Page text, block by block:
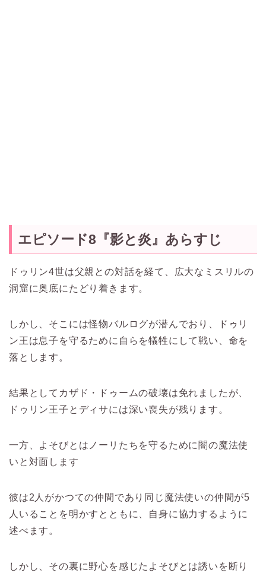
エピソード8『影と炎』あらすじ
ドゥリン4世は父親との対話を経て、広大なミスリルの
洞窟に奥底にたどり着きます。
しかし、そこには怪物バルログが潜んでおり、ドゥリ
ン王は息子を守るために自らを犠牲にして戦い、命を
落とします。
結果としてカザド・ドゥームの破壊は免れましたが、
ドゥリン王子とディサには深い喪失が残ります。
一方、よそびとはノーリたちを守るために闇の魔法使
いと対面します
彼は2人がかつての仲間であり同じ魔法使いの仲間が5
人いることを明かすとともに、自身に協力するように
述べます。
しかし、その裏に野心を感じたよそびとは誘いを断り